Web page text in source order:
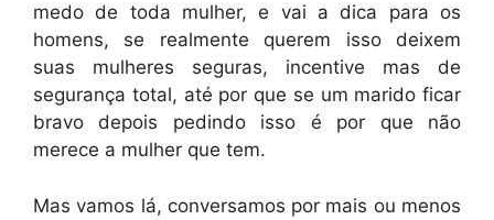
medo de toda mulher, e vai a dica para os
homens, se realmente querem isso deixem
suas mulheres seguras, incentive mas de
segurança total, até por que se um marido ficar
bravo depois pedindo isso é por que não
merece a mulher que tem.
Mas vamos lá, conversamos por mais ou menos